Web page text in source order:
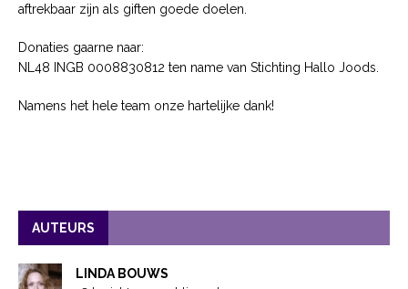
aftrekbaar zijn als giften goede doelen.
Donaties gaarne naar:
NL48 INGB 0008830812 ten name van Stichting Hallo Joods.
Namens het hele team onze hartelijke dank!
AUTEURS
LINDA BOUWS